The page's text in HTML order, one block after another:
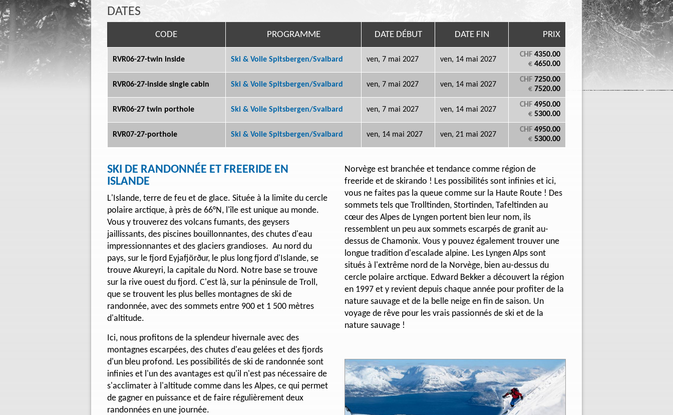
DATES
CODE PROGRAMME DATE DÉBUT DATE FIN PRIX
RVR06-27-twin inside Ski & Voile Spitsbergen/Svalbard ven, 7 mai 2027 ven, 14 mai 2027
CHF 4350.00
€ 4650.00
RVR06-27-inside single cabin Ski & Voile Spitsbergen/Svalbard ven, 7 mai 2027 ven, 14 mai 2027
CHF 7250.00
€ 7520.00
RVR06-27 twin porthole Ski & Voile Spitsbergen/Svalbard ven, 7 mai 2027 ven, 14 mai 2027
CHF 4950.00
€ 5300.00
RVR07-27-porthole Ski & Voile Spitsbergen/Svalbard ven, 14 mai 2027 ven, 21 mai 2027
CHF 4950.00
€ 5300.00
SKI DE RANDONNÉE ET FREERIDE EN
ISLANDE
L'Islande, terre de feu et de glace. Située à la limite du cercle
polaire arctique, à près de 66°N, l'île est unique au monde.
Vous y trouverez des volcans fumants, des geysers
jaillissants, des piscines bouillonnantes, des chutes d'eau
impressionnantes et des glaciers grandioses. Au nord du
pays, sur le fjord Eyjafjörður, le plus long fjord d'Islande, se
trouve Akureyri, la capitale du Nord. Notre base se trouve
sur la rive ouest du fjord. C'est là, sur la péninsule de Troll,
que se trouvent les plus belles montagnes de ski de
randonnée, avec des sommets entre 900 et 1 500 mètres
d'altitude.
Ici, nous profitons de la splendeur hivernale avec des
montagnes escarpées, des chutes d'eau gelées et des fjords
d'un bleu profond. Les possibilités de ski de randonnée sont
infinies et l'un des avantages est qu'il n'est pas nécessaire de
s'acclimater à l'altitude comme dans les Alpes, ce qui permet
de gagner en puissance et de faire régulièrement deux
randonnées en une journée.
Norvège est branchée et tendance comme région de
freeride et de skirando ! Les possibilités sont infinies et ici,
vous ne faites pas la queue comme sur la Haute Route ! Des
sommets tels que Trolltinden, Stortinden, Tafeltinden au
cœur des Alpes de Lyngen portent bien leur nom, ils
ressemblent un peu aux sommets escarpés de granit au-
dessus de Chamonix. Vous y pouvez également trouver une
longue tradition d'escalade alpine. Les Lyngen Alps sont
situés à l'extrême nord de la Norvège, bien au-dessus du
cercle polaire arctique. Edward Bekker a découvert la région
en 1997 et y revient depuis chaque année pour profiter de la
nature sauvage et de la belle neige en fin de saison. Un
voyage de rêve pour les vrais passionnés de ski et de la
nature sauvage !